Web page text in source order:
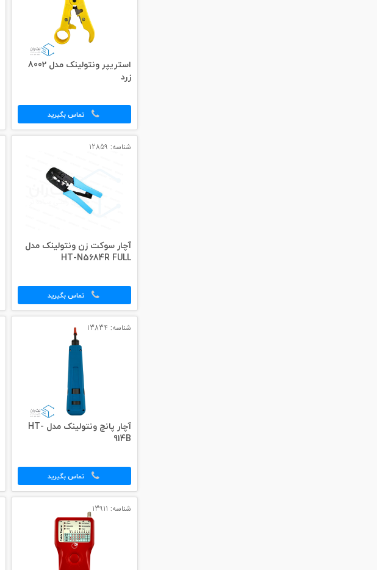
استریپر ونتولینک مدل 8002
زرد
تماس بگیرید
شناسه: 12859
آچار سوکت زن ونتولینک مدل
HT-N5684R FULL
تماس بگیرید
شناسه: 13834
آچار پانچ ونتولینک مدل HT-
914B
تماس بگیرید
شناسه: 13911